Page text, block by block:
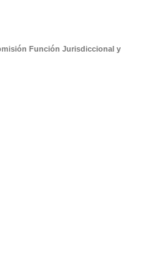
Función Jurisdiccional y